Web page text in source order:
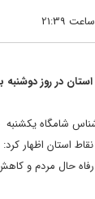
در روز